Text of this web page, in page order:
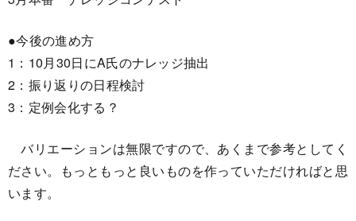
●今後の進め方
1：10月30日にA氏のナレッジ抽出
2：振り返りの日程検討
3：定例会化する？
バリエーションは無限ですので、あくまで参考としてく
ださい。もっともっと良いものを作っていただければと思
います。